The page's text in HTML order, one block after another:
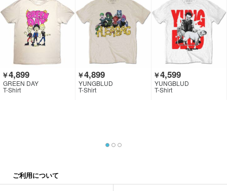
￥4,899
GREEN DAY
T-Shirt
￥4,899
YUNGBLUD
T-Shirt
￥4,599
YUNGBLUD
T-Shirt
ご利用について